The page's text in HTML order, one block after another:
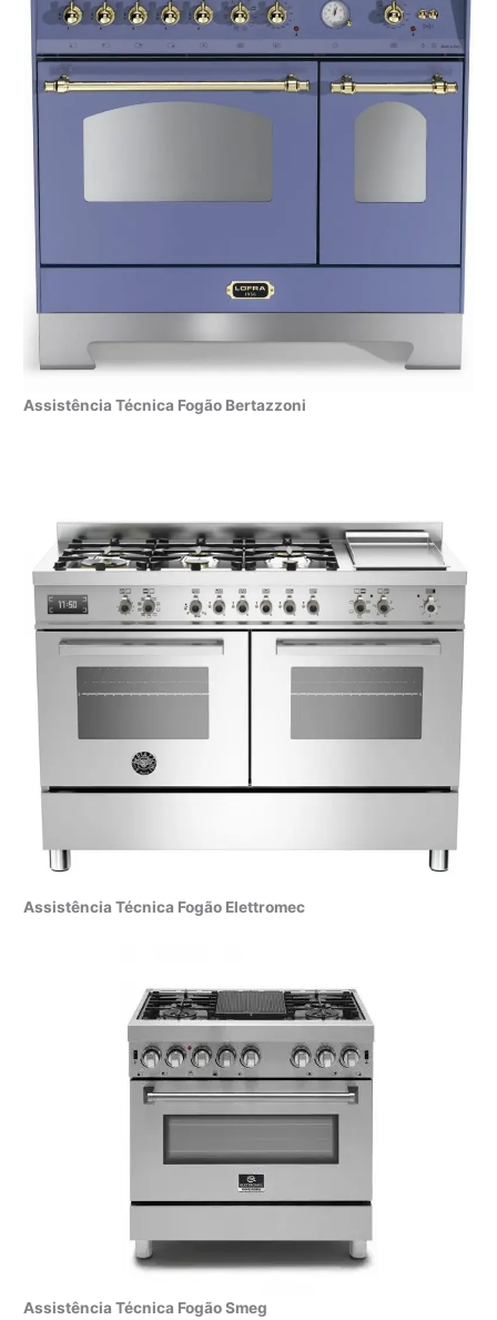
Assistência Técnica Fogão Bertazzoni
Assistência Técnica Fogão Elettromec
Assistência Técnica Fogão Smeg